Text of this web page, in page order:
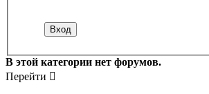
В этой категории нет форумов.
Перейти